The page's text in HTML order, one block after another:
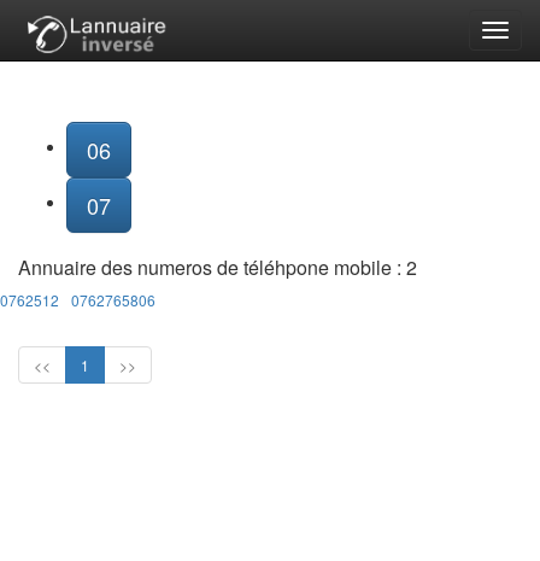
06
07
Annuaire des numeros de téléhpone mobile : 2
0762512 0762765806
<< 1 >>